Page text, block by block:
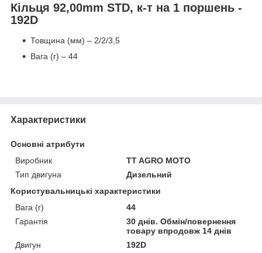
Кільця 92,00mm STD, к-т на 1 поршень -
192D
Товщина (мм) – 2/2/3,5
Вага (г) – 44
Характеристики
Основні атрибути
Виробник
TT AGRO MOTO
Тип двигуна
Дизельний
Користувальницькі характеристики
Вага (г)
44
Гарантія
30 днів. Обмін/повернення
товару впродовж 14 днів
Двигун
192D